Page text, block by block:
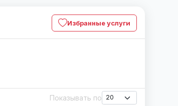
Избранные услуги
Показывать по